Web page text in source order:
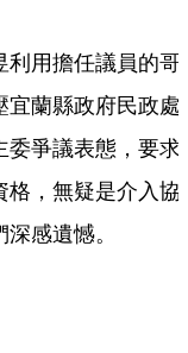
利用擔任議員的哥
宜蘭縣政府民政處
委爭議表態，要求
格，無疑是介入協
感遺憾。